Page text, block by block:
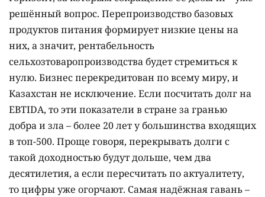
решённый вопрос. Перепроизводство базовых
продуктов питания формирует низкие цены на
них, а значит, рентабельность
сельхозтоваропроизводства будет стремиться к
нулю. Бизнес перекредитован по всему миру, и
Казахстан не исключение. Если посчитать долг на
EBTIDA, то эти показатели в стране за гранью
добра и зла – более 20 лет у большинства входящих
в топ-500. Проще говоря, перекрывать долги с
такой доходностью будут дольше, чем два
десятилетия, а если пересчитать по актуалитету,
то цифры уже огорчают. Самая надёжная гавань –